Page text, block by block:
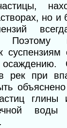
но и
Поэтому
суспензиям
рек при
глины
воды